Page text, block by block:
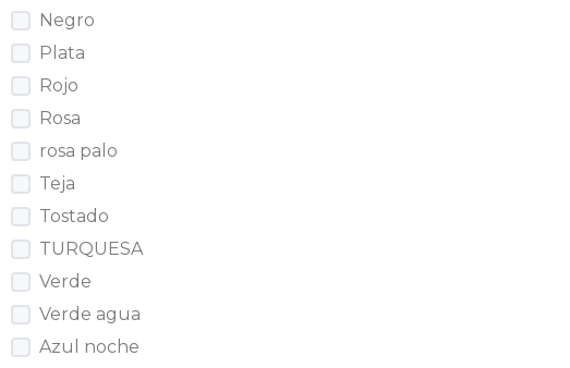
Negro
Plata
Rojo
Rosa
rosa palo
Teja
Tostado
TURQUESA
Verde
Verde agua
Azul noche